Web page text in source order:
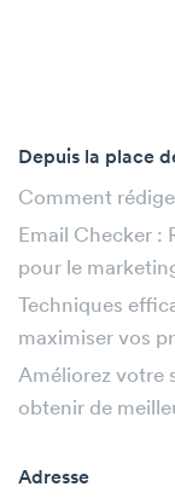
Depuis la place
Comment
Email Checker :
pour le
Techniques
maximiser vos
Améliorez votre
obtenir de
Adresse